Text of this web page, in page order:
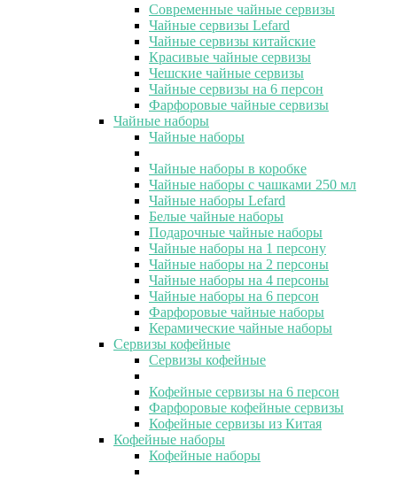
Современные чайные сервизы
Чайные сервизы Lefard
Чайные сервизы китайские
Красивые чайные сервизы
Чешские чайные сервизы
Чайные сервизы на 6 персон
Фарфоровые чайные сервизы
Чайные наборы
Чайные наборы
Чайные наборы в коробке
Чайные наборы с чашками 250 мл
Чайные наборы Lefard
Белые чайные наборы
Подарочные чайные наборы
Чайные наборы на 1 персону
Чайные наборы на 2 персоны
Чайные наборы на 4 персоны
Чайные наборы на 6 персон
Фарфоровые чайные наборы
Керамические чайные наборы
Сервизы кофейные
Сервизы кофейные
Кофейные сервизы на 6 персон
Фарфоровые кофейные сервизы
Кофейные сервизы из Китая
Кофейные наборы
Кофейные наборы